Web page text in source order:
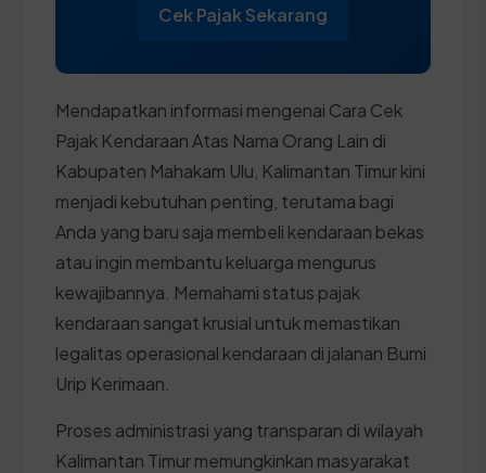
Cek Pajak Sekarang
Mendapatkan informasi mengenai Cara Cek
Pajak Kendaraan Atas Nama Orang Lain di
Kabupaten Mahakam Ulu, Kalimantan Timur kini
menjadi kebutuhan penting, terutama bagi
Anda yang baru saja membeli kendaraan bekas
atau ingin membantu keluarga mengurus
kewajibannya. Memahami status pajak
kendaraan sangat krusial untuk memastikan
legalitas operasional kendaraan di jalanan Bumi
Urip Kerimaan.
Proses administrasi yang transparan di wilayah
Kalimantan Timur memungkinkan masyarakat